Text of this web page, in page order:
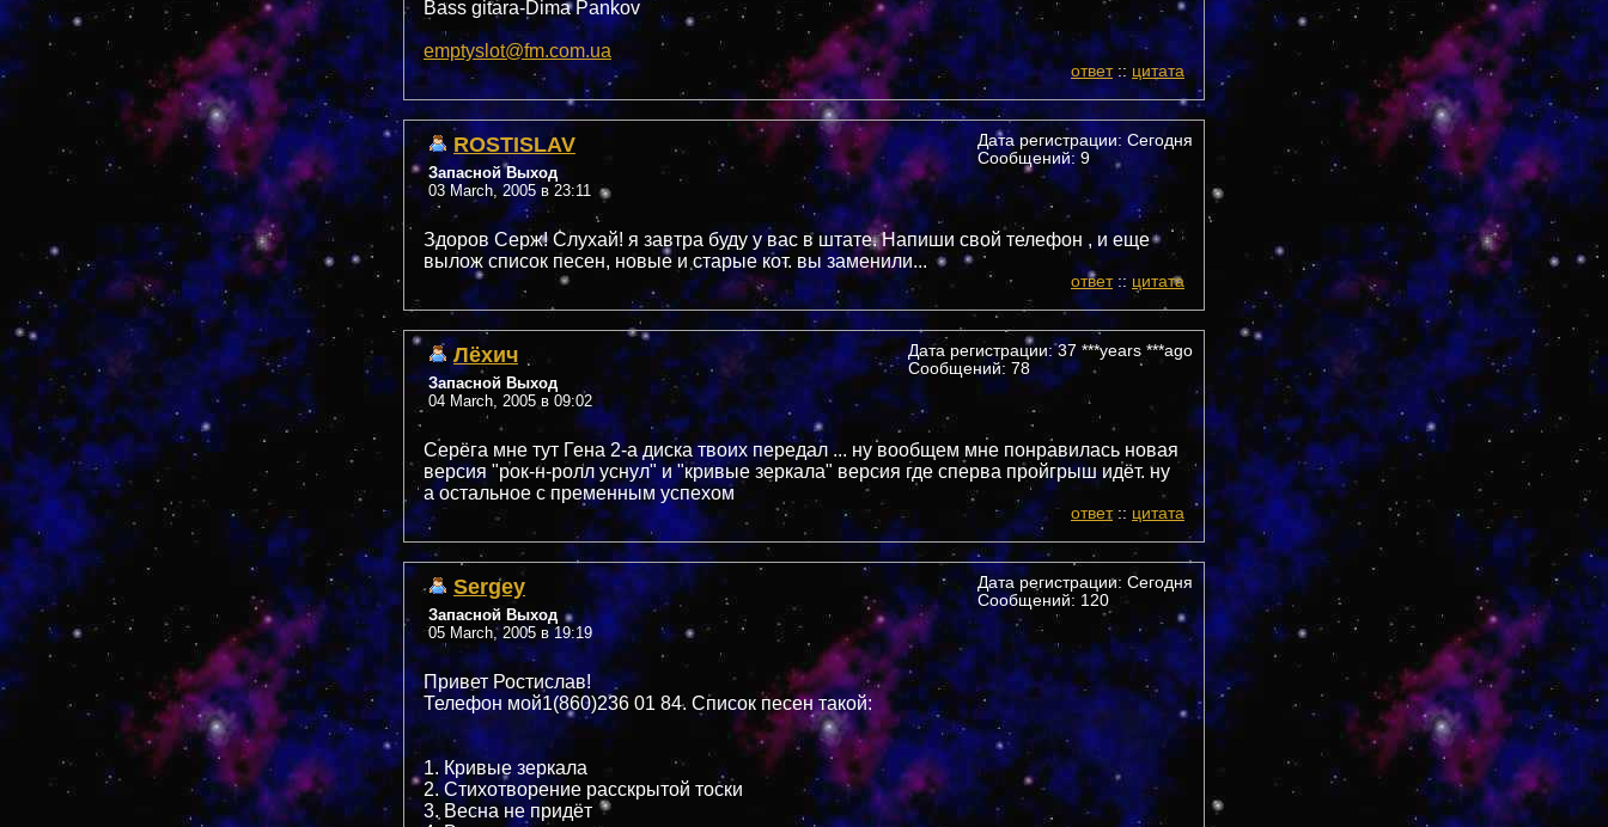
Bass gitara-Dima Pankov
emptyslot@fm.com.ua
ответ:: цитата
ROSTISLAV
Запасной Выход
03 March, 2005 в 23:11
Дата регистрации: Сегодня
Сообщений: 9
Здоров Серж! Слухай! я завтра буду у вас в штате. Напиши свой телефон , и еще
вылож список песен, новые и старые кот. вы заменили...
ответ::цитата
Лёхич
Запасной Выход
04 March, 2005 в 09:02
Дата регистрации: 37 ***years ***ago
Сообщений: 78
Серёга мне тут Гена 2-а диска твоих передал ... ну вообщем мне понравилась новая
версия "рок-н-ролл уснул" и "кривые зеркала" версия где сперва пройгрыш идёт. ну
а остальное с пременным успехом
ответ:: цитата
Sergey
Запасной Выход
05 March, 2005 в 19:19
Дата регистрации: Сегодня
Сообщений: 120
Привет Ростислав!
Телефон мой1(860)236 01 84. Список песен такой:
1. Кривые зеркала
2. Стихотворение расскрытой тоски
3. Весна не придёт